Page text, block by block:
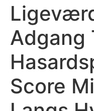
Adgang
Score